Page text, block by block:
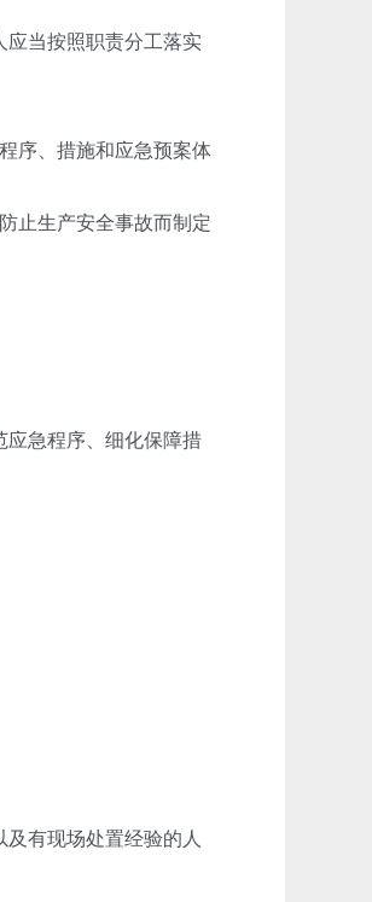
应当按照职责分工落实
序、措施和应急预案体
止生产安全事故而制定
应急程序、细化保障措
有现场处置经验的人